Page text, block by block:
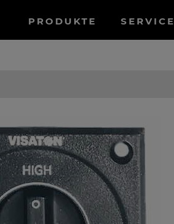
Hauptnavigation
PRODUKTE SERVICE